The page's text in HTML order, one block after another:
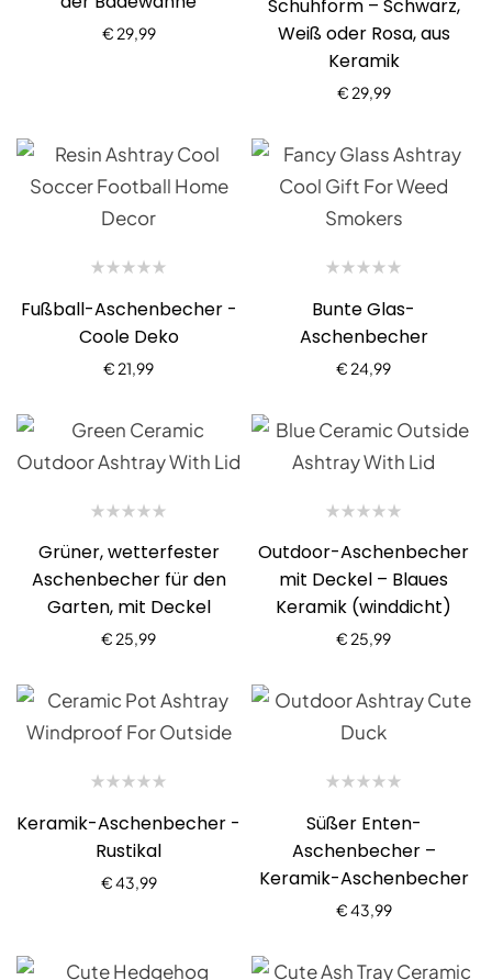
€ 29,99
Schuhform – Schwarz,
Weiß oder Rosa, aus
Keramik
€ 29,99
Fußball-Aschenbecher -
Coole Deko
€ 21,99
Bunte Glas-
Aschenbecher
€ 24,99
Grüner, wetterfester
Aschenbecher für den
Garten, mit Deckel
€ 25,99
Outdoor-Aschenbecher
mit Deckel – Blaues
Keramik (winddicht)
€ 25,99
Keramik-Aschenbecher -
Rustikal
€43,99
Süßer Enten-
Aschenbecher –
Keramik-Aschenbecher
€43,99